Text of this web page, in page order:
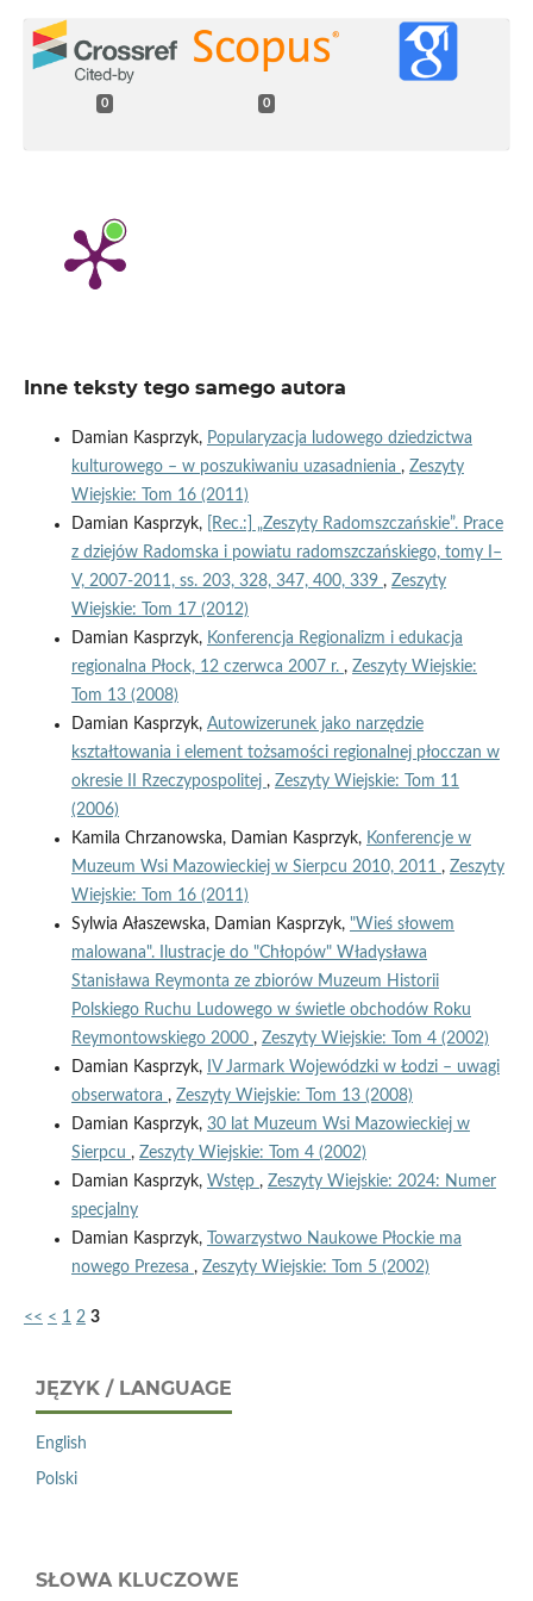
0 0
Inne teksty tego samego autora
Damian Kasprzyk, Popularyzacja ludowego dziedzictwa
kulturowego – w poszukiwaniu uzasadnienia , Zeszyty
Wiejskie: Tom 16 (2011)
Damian Kasprzyk,
[Rec.:] „Zeszyty Radomszczańskie”. Prace
z dziejów Radomska i powiatu radomszczańskiego, tomy I–
V, 2007-2011, ss. 203, 328, 347, 400, 339 , Zeszyty
Wiejskie: Tom 17 (2012)
Damian Kasprzyk, Konferencja Regionalizm i edukacja
regionalna Płock, 12 czerwca 2007 r. , Zeszyty Wiejskie:
Tom 13 (2008)
Damian Kasprzyk, Autowizerunek jako narzędzie
kształtowania i element tożsamości regionalnej płocczan w
okresie II Rzeczypospolitej , Zeszyty Wiejskie: Tom 11
(2006)
Kamila Chrzanowska, Damian Kasprzyk, Konferencje w
Muzeum Wsi Mazowieckiej w Sierpcu 2010, 2011 , Zeszyty
Wiejskie: Tom 16 (2011)
Sylwia Ałaszewska, Damian Kasprzyk, "Wieś słowem
malowana". Ilustracje do "Chłopów" Władysława
Stanisława Reymonta ze zbiorów Muzeum Historii
Polskiego Ruchu Ludowego w świetle obchodów Roku
Reymontowskiego 2000 , Zeszyty Wiejskie: Tom 4 (2002)
Damian Kasprzyk,
IV Jarmark Wojewódzki w Łodzi – uwagi
obserwatora , Zeszyty Wiejskie: Tom 13 (2008)
Damian Kasprzyk, 30 lat Muzeum Wsi Mazowieckiej w
Sierpcu , Zeszyty Wiejskie: Tom 4 (2002)
Damian Kasprzyk, Wstęp , Zeszyty Wiejskie: 2024: Numer
specjalny
Damian Kasprzyk,
Towarzystwo Naukowe Płockie ma
nowego Prezesa , Zeszyty Wiejskie: Tom 5 (2002)
<< < 1 2 3
JĘZYK / LANGUAGE
English
Polski
SŁOWA KLUCZOWE